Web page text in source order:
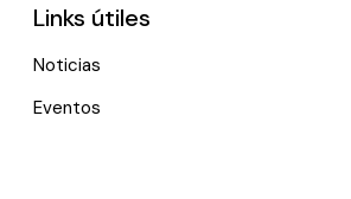
Links útiles
Noticias
Eventos